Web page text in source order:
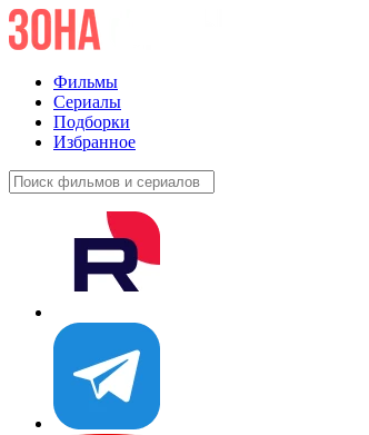
Фильмы
Сериалы
Подборки
Избранное